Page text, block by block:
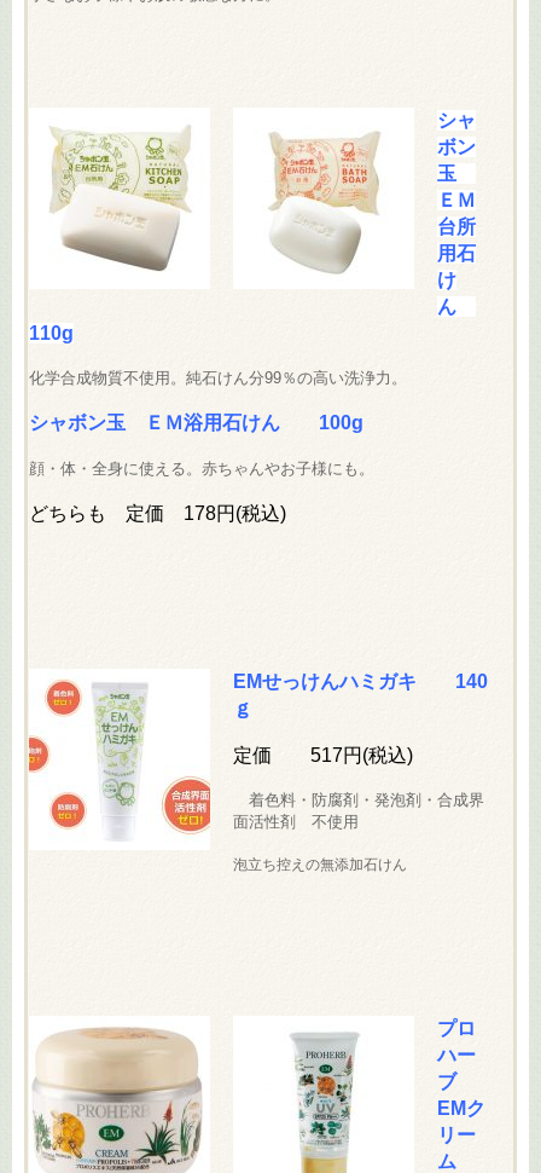
シャ
ボン
玉
ＥＭ
台所
用石
け
ん
110g
化学合成物質不使用。純石けん分99％の高い洗浄力。
シャボン玉 ＥＭ浴用石けん 100g
顔・体・全身に使える。赤ちゃんやお子様にも。
どちらも 定価 178円(税込)
EMせっけんハミガキ 140
ｇ
定価 517円(税込)
着色料・防腐剤・発泡剤・合成界
面活性剤 不使用
泡立ち控えの無添加石けん
プロ
ハー
ブ
EMク
リー
ム